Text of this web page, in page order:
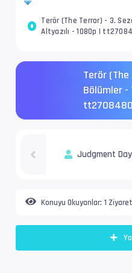
Terör (The Terror) - 3.
Altyazılı - 1080p |
Terör
Bölümler -
tt2708480
Judgment Day
Konuyu Okuyanlar: 1